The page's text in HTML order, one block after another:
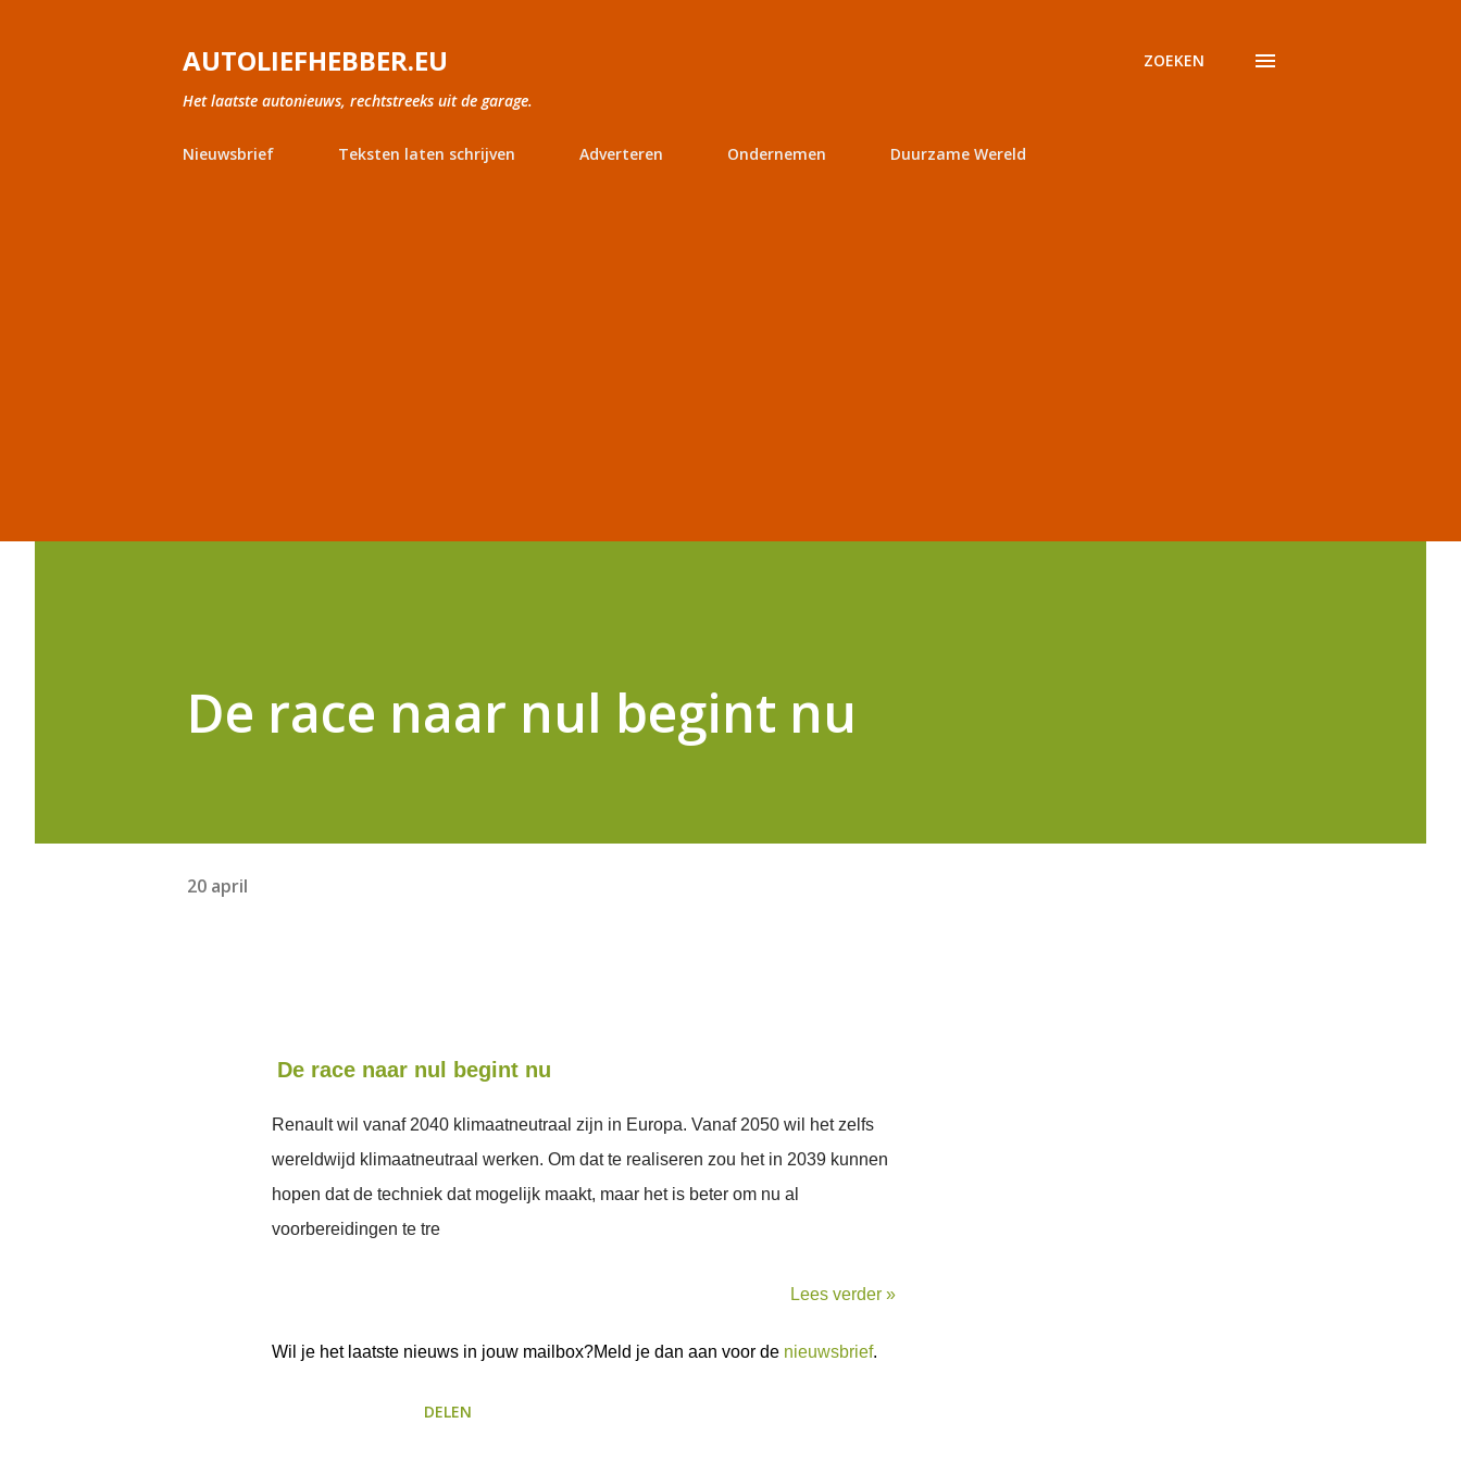
AUTOLIEFHEBBER.EU
Het laatste autonieuws, rechtstreeks uit de garage.
ZOEKEN
Nieuwsbrief Teksten laten schrijven Adverteren Ondernemen Duurzame Wereld
De race naar nul begint nu
20 april
De race naar nul begint nu
Renault wil vanaf 2040 klimaatneutraal zijn in Europa. Vanaf 2050 wil het zelfs
wereldwijd klimaatneutraal werken. Om dat te realiseren zou het in 2039 kunnen
hopen dat de techniek dat mogelijk maakt, maar het is beter om nu al
voorbereidingen te tre
Lees verder »
Wil je het laatste nieuws in jouw mailbox?Meld je dan aan voor de nieuwsbrief.
DELEN